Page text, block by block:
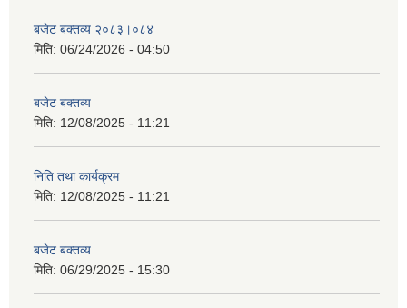
बजेट बक्तव्य २०८३।०८४
मिति: 06/24/2026 - 04:50
बजेट बक्तव्य
मिति: 12/08/2025 - 11:21
निति तथा कार्यक्रम
मिति: 12/08/2025 - 11:21
बजेट बक्तव्य
मिति: 06/29/2025 - 15:30